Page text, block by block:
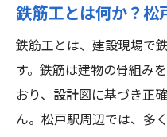
松戸駅周辺の
未経験者向けの
研修制度で得
実践的な研修内
鉄筋工とは何か？松
鉄筋工とは、建設現場で
す。鉄筋は建物の骨組み
おり、設計図に基づき正
ん。松戸駅周辺では、多